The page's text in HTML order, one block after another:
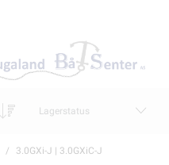
Lagerstatus
3.0GXi-J | 3.0GXiC-J